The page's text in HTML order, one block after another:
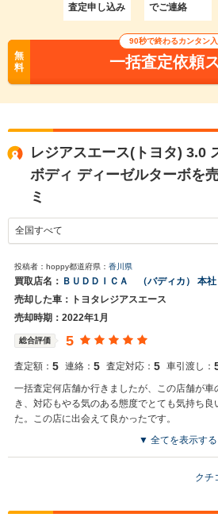
査定申し込み
でご連絡
無
料
90秒で終わるカンタン
一括査定依頼
レジアスエース(トヨタ) 3.0
ボディ ディーゼルターボを
ミ
投稿者：hoppy都道府県： 香川県
買取店名： ＢＵＤＤＩＣＡ （バディカ） 本社
売却した車：トヨタレジアスエース
売却時期：2022年1月
総合評価 5
査定額： 5 連絡： 5 査定対応： 5 車引渡し：
一括査定何店舗か行きましたが、この店舗が
き、対応もやる気のある態度でとても気持ち良
た。この店に出会えて良かったです。
買取店からの返信
この度は弊社でご売却頂き有難う御座いま
▼ 全てを表示する
クチ